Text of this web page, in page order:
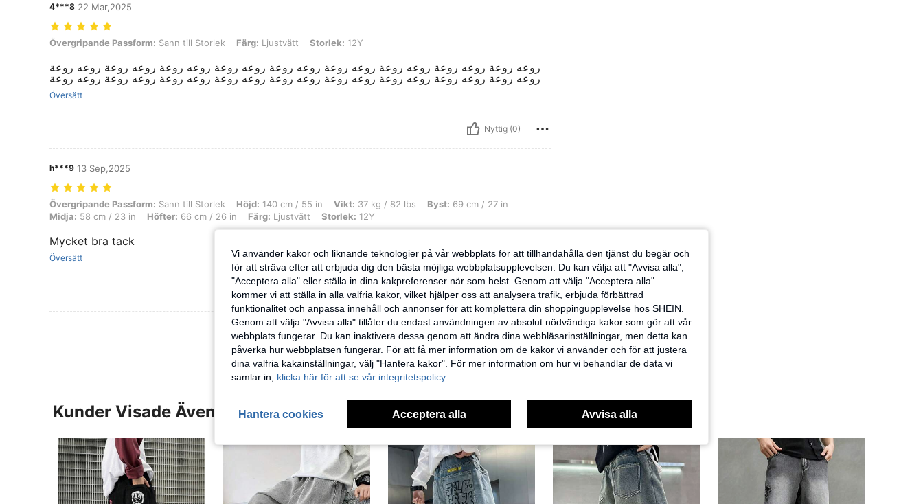
4***8 22 Mar,2025
Övergripande Passform: Sann till Storlek, Färg: Ljustvätt, Storlek: 12Y
Övergripande Passform: Sann till Storlek Färg: Ljustvätt Storlek: 12Y
روعه روعة روعه روعة روعه روعة روعه روعة روعه روعة روعه روعة روعه روعة روعه روعة روعه روعة
روعه روعة روعه روعة روعه روعة روعه روعة روعه روعة روعه روعة روعه روعة روعه روعة روعه روعة
Översätt
Nyttig (0)
h***9 13 Sep,2025
Övergripande Passform: Sann till Storlek, Höjd: 140 cm / 55 in, Vikt: 37 kg / 82 lbs, Byst: 69 cm / 27 in, Midja: 58 cm / 23 in, Höfter: 66 cm / 26 in, Färg: Ljustvätt, Storlek: 12Y
Övergripande Passform: Sann till Storlek Höjd: 140 cm / 55 in Vikt: 37 kg / 82 lbs Byst: 69 cm / 27 in
Midja: 58 cm / 23 in Höfter: 66 cm / 26 in Färg: Ljustvätt Storlek: 12Y
Mycket bra tack
Översätt
Nyttig (0)
Visa Fler Recensioner
Kunder Visade Även
Vi använder kakor och liknande teknologier på vår webbplats för att tillhandahålla den tjänst du begär och
för att sträva efter att erbjuda dig den bästa möjliga webbplatsupplevelsen. Du kan välja att "Avvisa alla",
"Acceptera alla" eller ställa in dina kakpreferenser när som helst. Genom att välja "Acceptera alla"
kommer vi att ställa in alla valfria kakor, vilket hjälper oss att analysera trafik, erbjuda förbättrad
funktionalitet och anpassa innehåll och annonser för att komplettera din shoppingupplevelse hos SHEIN.
Genom att välja "Avvisa alla" tillåter du endast användningen av absolut nödvändiga kakor som gör att vår
webbplats fungerar. Du kan inaktivera dessa genom att ändra dina webbläsarinställningar, men detta kan
påverka hur webbplatsen fungerar. För att få mer information om de kakor vi använder och för att justera
dina valfria kakainställningar, välj "Hantera kakor". För mer information om hur vi behandlar de data vi
samlar in, klicka här för att se vår integritetspolicy.
Hantera cookies Acceptera alla Avvisa alla